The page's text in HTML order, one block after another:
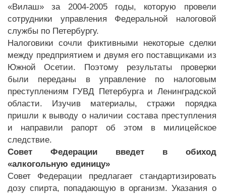
«Вилаш» за 2004-2005 годы, которую провели
сотрудники управления Федеральной налоговой
службы по Петербургу.
Налоговики сочли фиктивными некоторые сделки
между предприятием и двумя его поставщиками из
Южной Осетии. Поэтому результаты проверки
были переданы в управление по налоговым
преступлениям ГУВД Петербурга и Ленинградской
области. Изучив материалы, стражи порядка
пришли к выводу о наличии состава преступления
и направили рапорт об этом в милицейское
следствие.
Совет Федерации введет в обиход
«алкогольную единицу»
Совет Федерации предлагает стандартизировать
дозу спирта, попадающую в организм. Указания о